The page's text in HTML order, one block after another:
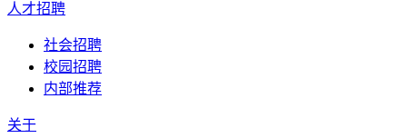
人才招聘
社会招聘
校园招聘
内部推荐
关于